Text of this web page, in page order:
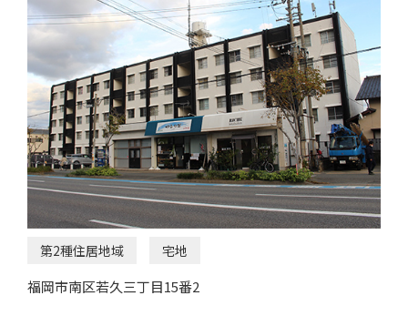
第2種住居地域 宅地
福岡市南区若久三丁目15番2